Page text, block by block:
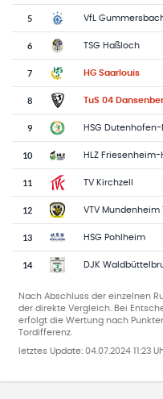
5 VfL Gummersbach
6 TSG Haßloch
7 HG Saarlouis
8 TuS 04
9
10 HLZ Friesenheim-
11 TV Kirchzell
12 VTV Mundenheim
13 HSG Pohlheim
14 DJK
Nach Abschluss der einzelnen
der direkte Vergleich. Bei
erfolgt die Wertung nach
Tordifferenz.
letztes Update: 04.07.2024 11:23